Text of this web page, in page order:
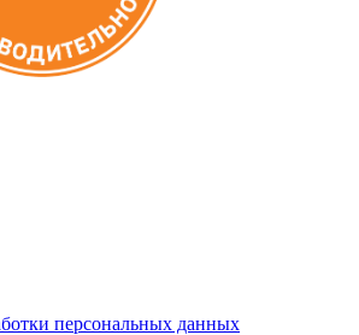
персональных данных